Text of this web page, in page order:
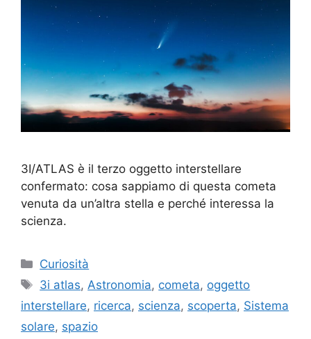
3I/ATLAS è il terzo oggetto interstellare
confermato: cosa sappiamo di questa cometa
venuta da un’altra stella e perché interessa la
scienza.
Categorie
Curiosità
Tag
3i atlas, Astronomia, cometa, oggetto
interstellare, ricerca, scienza, scoperta, Sistema
solare, spazio